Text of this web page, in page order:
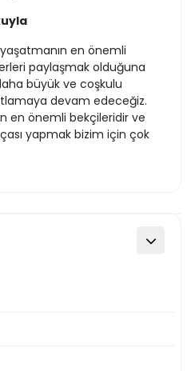
en önemli
paylaşmak olduğuna
büyük ve coşkulu
devam edeceğiz.
en önemli bekçileridir ve
yapmak bizim için çok